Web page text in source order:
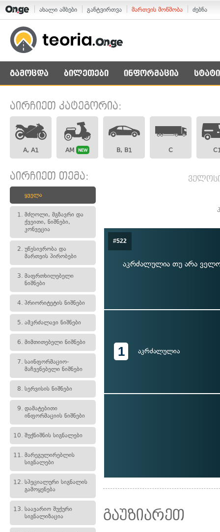
ახალი ამბები განტვირთვა მართვის მოწმობა ძებნა
გამოცდა ბილეთები ინფორმაცია
აირჩიეთ კატეგორია:
A, A1 AM NEW B, B1 C
აირჩიეთ თემა:
ყველა
1. მძღოლი, მგზავრი და
ქვეითი, ნიშნები,
კონვეცია
2. უწესივრობა და
მართვის პირობები
3. მაფრთხილებელი
ნიშნები
4. პრიორიტეტის ნიშნები
5. ამკრძალავი ნიშნები
6. მიმთითებელი ნიშნები
7. საინფორმაციო-
მაჩვენებელი ნიშნები
8. სერვისის ნიშნები
9. დამატებითი
ინფორმაციის ნიშნები
10. შუქნიშნის სიგნალები
11. მარეგულირებლის
სიგნალები
12. სპეციალური სიგნალის
გამოყენება
13. საავარიო შუქური
სიგნალიზაცია
#522
აკრძალულია თუ არა
1 აკრძალულია
გაუზიარეთ